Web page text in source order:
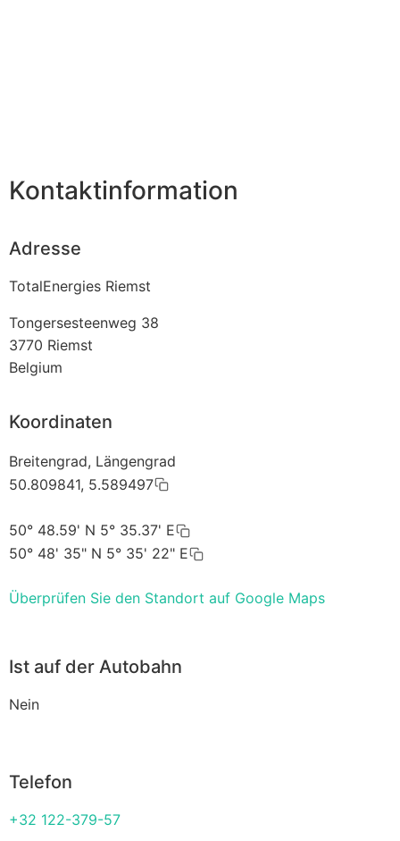
Kontaktinformation
Adresse
TotalEnergies Riemst
Tongersesteenweg 38
3770 Riemst
Belgium
Koordinaten
Breitengrad, Längengrad
50.809841, 5.589497
50° 48.59' N 5° 35.37' E
50° 48' 35" N 5° 35' 22" E
Überprüfen Sie den Standort auf Google Maps
Ist auf der Autobahn
Nein
Telefon
+32 122-379-57